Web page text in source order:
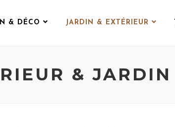
& DÉCO JARDIN & EXTÉRIEUR
& JARDIN